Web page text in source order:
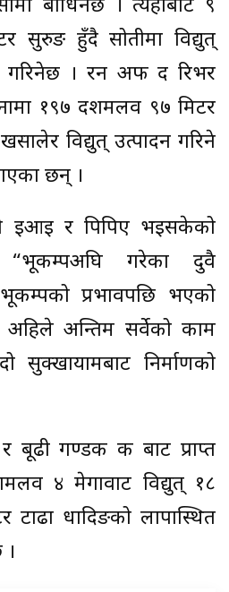
बाँधिनेछ । त्यहाँबाट ९
सुरुङ हुँदै सोतीमा विद्युत्
गरिनेछ । रन अफ द रिभर
१९७ दशमलव ९७ मिटर
विद्युत् उत्पादन गरिने
छन् ।
इआइ र पिपिए भइसकेको
गरेका दुवै
प्रभावपछि भएको
अहिले अन्तिम सर्वेको काम
निर्माणको
बूढी गण्डकी क बाट प्राप्त
४ मेगावाट विद्युत् १८
धादिङको लापास्थित